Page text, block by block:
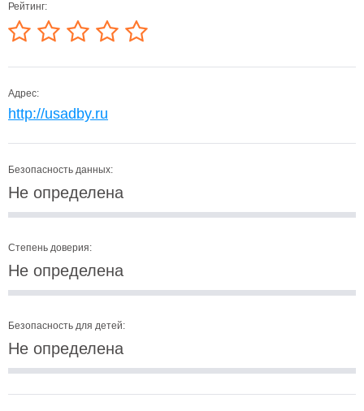
Рейтинг:
Адрес:
http://usadby.ru
Безопасность данных:
Не определена
Степень доверия:
Не определена
Безопасность для детей:
Не определена